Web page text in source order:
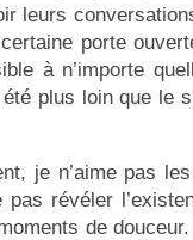
leurs
porte
à n’importe
plus loin que le
je n’aime pas
pas révéler
de